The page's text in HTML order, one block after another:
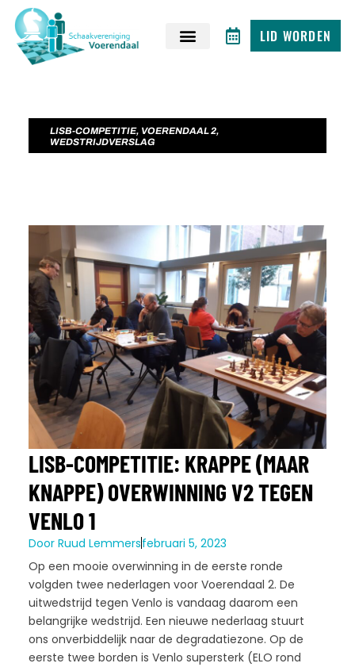
LID WORDEN
LISB-COMPETITIE, VOERENDAAL 2,
WEDSTRIJDVERSLAG
LISB-COMPETITIE: KRAPPE (MAAR
KNAPPE) OVERWINNING V2 TEGEN
VENLO 1
DoorRuud Lemmersfebruari 5, 2023
Op een mooie overwinning in de eerste ronde
volgden twee nederlagen voor Voerendaal 2. De
uitwedstrijd tegen Venlo is vandaag daarom een
belangrijke wedstrijd. Een nieuwe nederlaag stuurt
ons onverbiddelijk naar de degradatiezone. Op de
eerste twee borden is Venlo supersterk (ELO rond